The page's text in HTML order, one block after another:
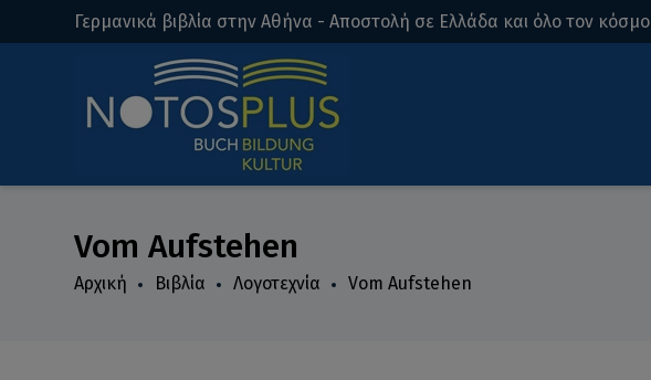
Γερμανικά βιβλία στην Αθήνα - Αποστολή σε Ελλάδα και όλο τον κόσμο
Vom Aufstehen
Αρχική Βιβλία Λογοτεχνία Vom Aufstehen